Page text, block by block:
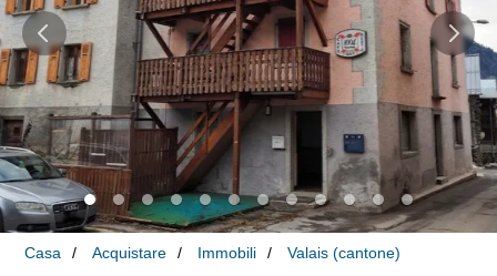
Casa Acquistare Immobili Valais (cantone)